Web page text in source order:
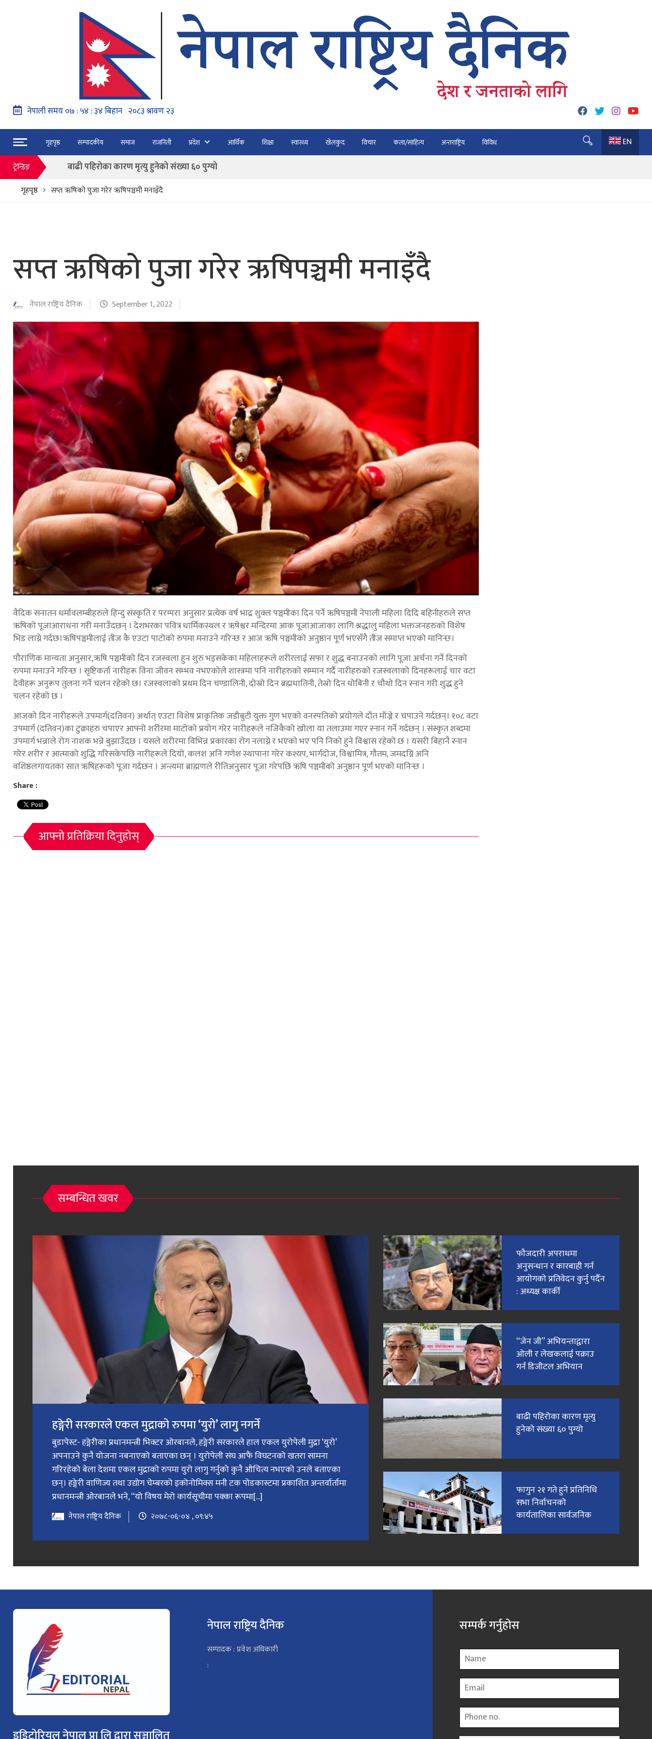
गृहपृष्ठ सम्पादकीय समाज राजनिती प्रदेश आर्थिक शिक्षा स्वास्थ्य खेलकुद विचार कला/साहित्य अन्तराष्ट्रिय विविध
EN
ट्रेन्डिङ
नेपाल वायुसेवाको राहत उडानमार्फत १५७ यात्रु भैरहवाबाट काठमाडौं ल्याइए
हङ्गेरी सरकारले एकल मुद्राको रुपमा ‘युरो’ लागु नगर्ने
फाैजदारी अपराधमा अनुसन्धान र कारबाही गर्न आयाेगकाे प्रतिवेदन कुर्नु पर्दैन : अध्यक्ष कार्की
“जेन जी” अभियन्ताद्वारा ओली र लेखकलाई पक्राउ गर्न डिजीटल अभियान
बाढी पहिरोका कारण मृत्यु हुनेको संख्या ६० पुग्यो
नेपाल वायुसेवाको राहत उडानमार्फत १५७ यात्रु भैरहवाबाट काठमाडौं ल्याइए
गृहपृष्ठ सप्त ऋषिको पुजा गरेर ऋषिपञ्चमी मनाइँदै
सप्त ऋषिको पुजा गरेर ऋषिपञ्चमी मनाइँदै
नेपाल राष्ट्रिय दैनिक September 1, 2022
वैदिक सनातन धर्मावलम्बीहरुले हिन्दु संस्कृति र परम्परा अनुसार प्रत्येक वर्ष भाद्र शुक्ल पञ्चमीका दिन पर्ने ऋषिपञ्चमी नेपाली महिला दिदि बहिनीहरुले सप्त
ऋषिको पूजाआराधना गरी मनाउँदछन् । देशभरका पवित्र धार्मिकस्थल र ऋषेश्वर मन्दिरमा आक पूजाआजाका लागि श्रद्धालु महिला भक्तजनहरुको विशेष
भिड लाग्ने गर्दछ।ऋषिपञ्चमीलाई तीज कै एउटा पाटोको रुपमा मनाउने गरिन्छ र आज ऋषि पञ्चमीको अनुष्ठान पूर्ण भएसँगै तीज समाप्त भएको मानिन्छ।
पौराणिक मान्यता अनुसार,ऋषि पञ्चमीको दिन रजस्वला हुन शुरु भइसकेका महिलाहरूले शरीरलाई सफा र शुद्ध बनाउनको लागि पूजा अर्चना गर्ने दिनको
रुपमा मनाउने गरिन्छ । सृष्टिकर्ता नारीहरू विना जीवन सम्भव नभएकोले शास्त्रमा पनि नारीहरुको सम्मान गर्दै नारीहरुको रजस्वलाको दिनहरूलाई चार वटा
देवीहरू अनुरूप तुलना गर्ने चलन रहेको छ। रजस्वलाको प्रथम दिन चण्डालिनी, दोस्रो दिन ब्रह्मधातिनी, तेस्रो दिन धोबिनी र चौथो दिन स्नान गरी शुद्ध हुने
चलन रहेको छ ।
आजको दिन नारीहरूले उपमार्ग(दतिवन) अर्थात् एउटा विशेष प्राकृतिक जडीबुटी युक्त गुण भएको वनस्पतिको प्रयोगले दाँत माँज्ने र चपाउने गर्दछन्। १०८ वटा
उपमार्ग (दतिवन)का टुक्राहरु चपाएर आफ्नो शरीरमा माटोको प्रयोग गरेर नारीहरूले नजिकैको खोला या तलाउमा गएर स्नान गर्ने गर्दछन् । संस्कृत शब्दमा
उपमार्ग भन्नाले रोग नाशक भन्ने बुझाउँदछ । यसले शरीरमा विभिन्न प्रकारका रोग नलाग्ने र भएको भए पनि निको हुने विश्वास रहेको छ । यसरी बिहानै स्नान
गरेर शरीर र आत्माको शुद्धि गरिसकेपछि नारीहरूले दियो, कलश अनि गणेश स्थापाना गरेर कश्यप, भार्गदोज, विश्वामित्र, गौतम, जमदग्नि अनि
वशिष्ठलगायतका सात ऋषिहरूको पूजा गर्दछन । अन्त्यमा ब्राह्मणले रीतिअनुसार पूजा गरेपछि ऋषि पञ्चमीको अनुष्ठान पूर्ण भएको मानिन्छ ।
Share :
आफ्नो प्रतिक्रिया दिनुहोस्
सम्बन्धित खवर
हङ्गेरी सरकारले एकल मुद्राको रुपमा ‘युरो’ लागु नगर्ने
बुडापेस्ट- हङ्गेरीका प्रधानमन्त्री भिक्टर ओरबानले, हङ्गेरी सरकारले हाल एकल युरोपेली मुद्रा ‘युरो’
अपनाउने कुनै योजना नबनाएको बताएका छन् । युरोपेली संघ आफैं विघटनको खतरा सामना
गरिरहेको बेला देशमा एकल मुद्राको रुपमा युरो लागु गर्नुको कुनै औचित्य नभएको उनले बताएका
छन्। हङ्गेरी वाणिज्य तथा उद्योग चेम्बरको इकोनोमिक्स मनी टक पोडकास्टमा प्रकाशित अन्तर्वार्तामा
प्रधानमन्त्री ओरबानले भने, “यो विषय मेरो कार्यसूचीमा पक्का रूपमा[...]
नेपाल राष्ट्रिय दैनिक २०७८-०६-०४ , ०९:४५
फाैजदारी अपराधमा
अनुसन्धान र कारबाही गर्न
आयाेगकाे प्रतिवेदन कुर्नु पर्दैन
: अध्यक्ष कार्की
“जेन जी” अभियन्ताद्वारा
ओली र लेखकलाई पक्राउ
गर्न डिजीटल अभियान
बाढी पहिरोका कारण मृत्यु
हुनेको संख्या ६० पुग्यो
फागुन २१ गते हुने प्रतिनिधि
सभा निर्वाचनको
कार्यतालिका सार्वजनिक
नेपाल राष्ट्रिय दैनिक
सम्पादक : प्रवेश अधिकारी
:
सम्पर्क गर्नुहोस
Name
Email
Phone